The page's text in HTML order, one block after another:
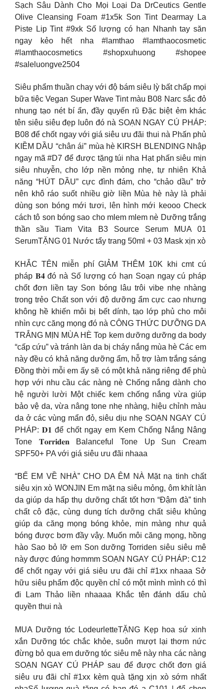
Sạch Sâu Dành Cho Mọi Loại Da DrCeutics Gentle
Olive Cleansing Foam #1x5k Son Tint Dearmay La
Piste Lip Tint #9xk Số lượng có hạn Nhanh tay săn
ngay kẻo hết nha #lamthao #lamthaocosmetic
#lamthaocosmetics #shopxuhuong #shopee
#saleluongve2504
Siêu phẩm thuần chay với độ bám siêu lỳ bất chấp mọi
bữa tiệc Vegan Super Wave Tint màu B08 Narc sắc đỏ
nhung tạo nét bí ẩn, đầy quyến rũ Đặc biệt ẻm khác
tên siêu siêu đẹp luôn đó nà SOẠN NGAY CÚ PHÁP:
B08 để chốt ngay với giá siêu ưu đãi thui nà Phấn phủ
KIỀM DẦU “chân ái” mùa hè KIRSH BLENDING Nhập
ngay mã #D7 để được tặng túi nha Hạt phấn siêu mịn
siêu nhuyễn, cho lớp nền mỏng nhẹ, tự nhiên Khả
năng “HÚT DẦU” cực đình đám, cho “chảo dầu” trở
nên khô ráo suốt nhiều giờ liền Mùa hè này là phải
dùng son bóng mới tươi, lên hình mới keooo Check
cách tô son bóng sao cho mlem mlem nè Dưỡng trắng
thần sầu Tiam Vita B3 Source Serum MUA 01
SerumTẶNG 01 Nước tẩy trang 50ml + 03 Mask xịn xò
KHẮC TÊN miễn phí GIẢM THÊM 10K khi cmt cú
pháp 𝐁𝟒 đó nà Số lượng có hạn Soạn ngay cú pháp
chốt đơn liền tay Son bóng lâu trôi vibe nhẹ nhàng
trong trẻo Chất son với độ dưỡng ẩm cực cao nhưng
không hề khiến môi bị bết dính, tạo lớp phủ cho môi
nhìn cực căng mọng đó nà CÔNG THỨC DƯỠNG DA
TRẮNG MỊN MÙA HÈ Top kem dưỡng dưỡng da body
“cấp cứu” và tránh làn da bị cháy nắng mùa hè Các em
này đều có khả năng dưỡng ẩm, hỗ trợ làm trắng sáng
Đồng thời mỗi em ấy sẽ có một khả năng riêng để phù
hợp với nhu cầu các nàng nè Chống nắng dành cho
hệ người lười Một chiếc kem chống nắng vừa giúp
bảo vệ da, vừa nâng tone nhẹ nhàng, hiệu chỉnh màu
da ở các vùng mẩn đỏ, siêu dịu nhẹ SOẠN NGAY CÚ
PHÁP: 𝐃𝟏 để chốt ngay em Kem Chống Nắng Nâng
Tone 𝐓𝐨𝐫𝐫𝐢𝐝𝐞𝐧 Balanceful Tone Up Sun Cream
SPF50+ PA với giá siêu ưu đãi nhaaa
“BẾ EM VỀ NHÀ” CHO DA ÊM NÀ Mặt nạ tinh chất
siêu xịn xò WONJIN Em mặt nạ siêu mỏng, ôm khít làn
da giúp da hấp thụ dưỡng chất tốt hơn “Đậm đà” tinh
chất cô đặc, cùng dung tích dưỡng chất siêu khủng
giúp da căng mọng bóng khỏe, mịn màng như quả
bóng được bơm đầy vậy. Muốn môi căng mọng, hồng
hào Sao bỏ lỡ em Son dưỡng Torriden siêu siêu mê
này được đúng hơmmm SOẠN NGAY CÚ PHÁP: C12
để chốt ngay với giá siêu ưu đãi chỉ #1xx nhaaa Sở
hữu siêu phẩm độc quyền chỉ có một mình mình có thì
đi Lam Thảo liền nhaaaa Khắc tên đánh dấu chủ
quyền thui nà
MUA Dưỡng tóc LodeurletteTẶNG Kẹp hoa sứ xinh
xắn Dưỡng tóc chắc khỏe, suôn mượt lại thơm nức
đừng bỏ qua em dưỡng tóc siêu mê này nha các nàng
SOẠN NGAY CÚ PHÁP sau để được chốt đơn giá
siêu ưu đãi chỉ #1xx kèm quà tặng xịn xò sớm nhất